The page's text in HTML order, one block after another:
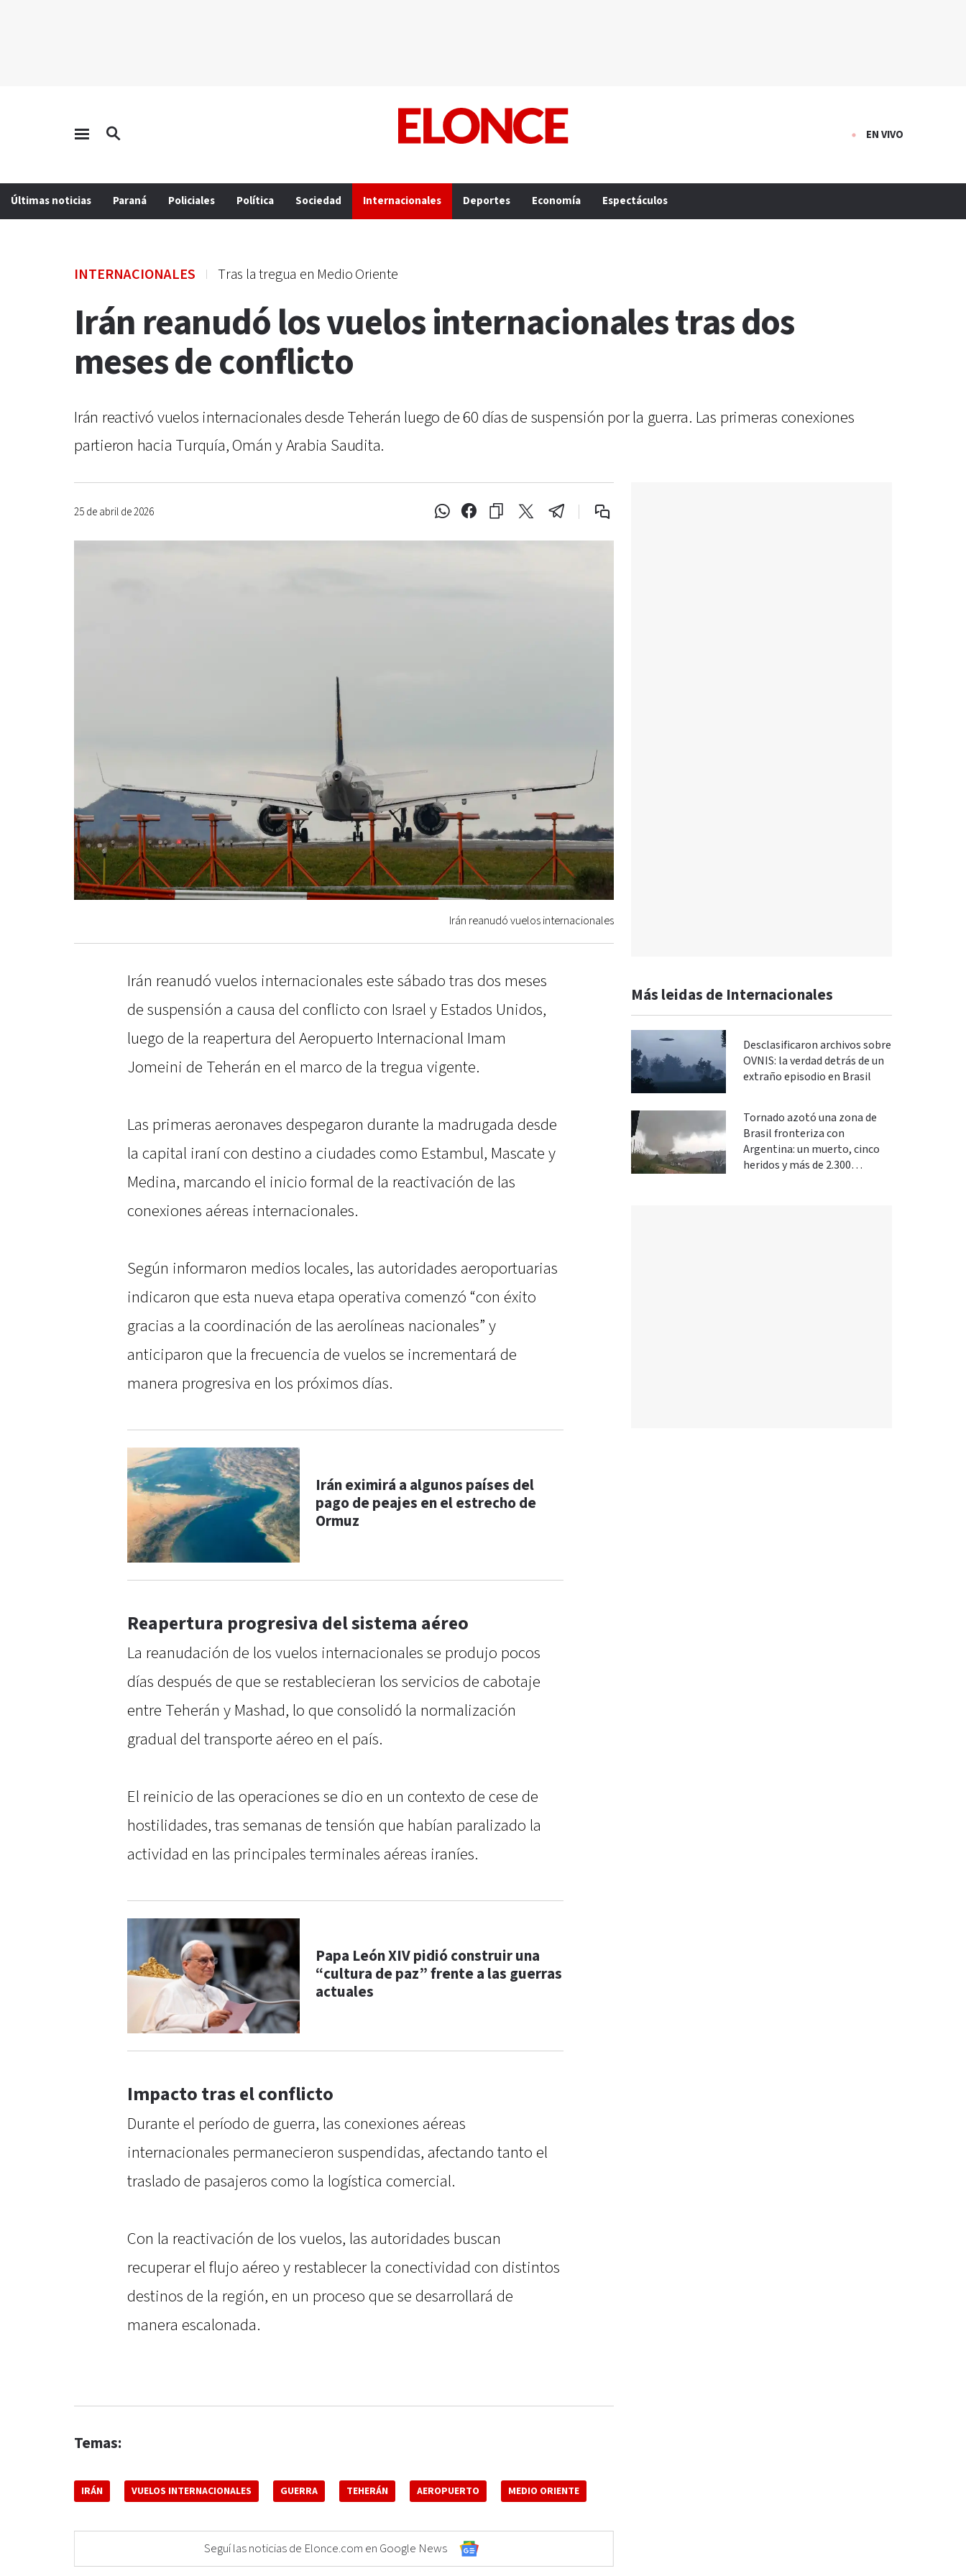
EN VIVO
Últimas noticias Paraná Policiales Política Sociedad Internacionales Deportes Economía Espectáculos
INTERNACIONALES Tras la tregua en Medio Oriente
Irán reanudó los vuelos internacionales tras dos
meses de conflicto
Irán reactivó vuelos internacionales desde Teherán luego de 60 días de suspensión por la guerra. Las primeras conexiones
partieron hacia Turquía, Omán y Arabia Saudita.
25 de abril de 2026
Irán reanudó vuelos internacionales
Irán reanudó vuelos internacionales este sábado tras dos meses
de suspensión a causa del conflicto con Israel y Estados Unidos,
luego de la reapertura del Aeropuerto Internacional Imam
Jomeini de Teherán en el marco de la tregua vigente.
Las primeras aeronaves despegaron durante la madrugada desde
la capital iraní con destino a ciudades como Estambul, Mascate y
Medina, marcando el inicio formal de la reactivación de las
conexiones aéreas internacionales.
Según informaron medios locales, las autoridades aeroportuarias
indicaron que esta nueva etapa operativa comenzó “con éxito
gracias a la coordinación de las aerolíneas nacionales” y
anticiparon que la frecuencia de vuelos se incrementará de
manera progresiva en los próximos días.
Irán eximirá a algunos países del
pago de peajes en el estrecho de
Ormuz
Reapertura progresiva del sistema aéreo
La reanudación de los vuelos internacionales se produjo pocos
días después de que se restablecieran los servicios de cabotaje
entre Teherán y Mashad, lo que consolidó la normalización
gradual del transporte aéreo en el país.
El reinicio de las operaciones se dio en un contexto de cese de
hostilidades, tras semanas de tensión que habían paralizado la
actividad en las principales terminales aéreas iraníes.
Papa León XIV pidió construir una
“cultura de paz” frente a las guerras
actuales
Impacto tras el conflicto
Durante el período de guerra, las conexiones aéreas
internacionales permanecieron suspendidas, afectando tanto el
traslado de pasajeros como la logística comercial.
Con la reactivación de los vuelos, las autoridades buscan
recuperar el flujo aéreo y restablecer la conectividad con distintos
destinos de la región, en un proceso que se desarrollará de
manera escalonada.
Temas:
IRÁN VUELOS INTERNACIONALES GUERRA TEHERÁN AEROPUERTO MEDIO ORIENTE
Seguí las noticias de Elonce.com en Google News
Más leidas de Internacionales
Desclasificaron archivos sobre
OVNIS: la verdad detrás de un
extraño episodio en Brasil
Tornado azotó una zona de
Brasil fronteriza con
Argentina: un muerto, cinco
heridos y más de 2.300